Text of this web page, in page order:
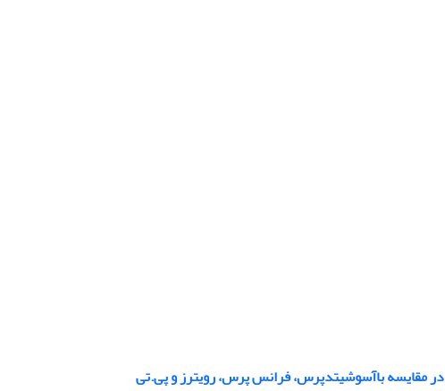
در مقایسه باآسوشیتدپرس، فرانس پرس، رویترز و پی.تی